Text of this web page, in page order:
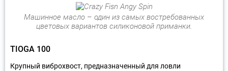
Машинное масло – один из самых востребованных
цветовых вариантов силиконовой приманки.
TIOGA 100
Крупный виброхвост, предназначенный для ловли